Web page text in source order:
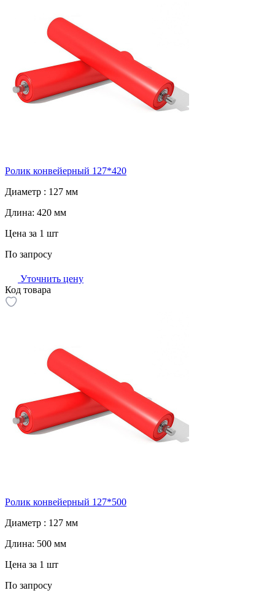
Ролик конвейерный 127*420
Диаметр : 127 мм
Длина: 420 мм
Цена за 1 шт
По запросу
Уточнить цену
Код товара
Ролик конвейерный 127*500
Диаметр : 127 мм
Длина: 500 мм
Цена за 1 шт
По запросу